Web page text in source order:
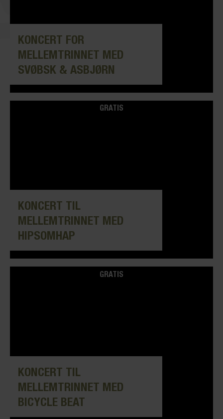
KONCERT FOR
MELLEMTRINNET MED
SVØBSK & ASBJØRN
GRATIS
KONCERT TIL
MELLEMTRINNET MED
HIPSOMHAP
GRATIS
KONCERT TIL
MELLEMTRINNET MED
BICYCLE BEAT